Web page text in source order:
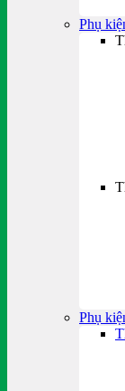
Phụ
Phụ